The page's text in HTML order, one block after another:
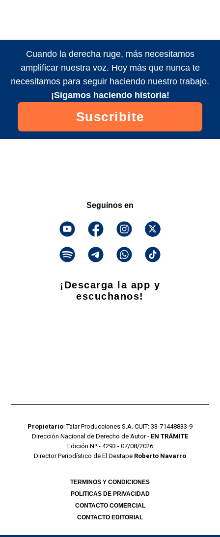
Cuando la derecha ruge, más necesitamos
amplificar nuestra voz. Hoy más que nunca te
necesitamos para seguir haciendo nuestro trabajo.
¡Sigamos haciendo historia!
Suscribite
Seguinos en
¡Descarga la app y
escuchanos!
Propietario: Talar Producciones S.A. CUIT: 33-71448833-9
Dirección Nacional de Derecho de Autor - EN TRÁMITE
Edición Nº - 4293 - 07/08/2026
Director Periodístico de El Destape Roberto Navarro
TERMINOS Y CONDICIONES
POLITICAS DE PRIVACIDAD
CONTACTO COMERCIAL
CONTACTO EDITORIAL